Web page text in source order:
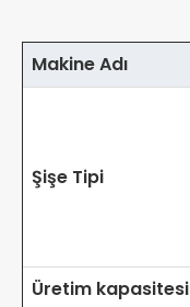
Makine Adı
Şişe Tipi
Üretim kapasitesi